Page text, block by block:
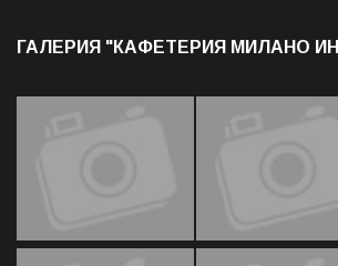
ГАЛЕРИЯ "КАФЕТЕРИЯ МИЛАНО